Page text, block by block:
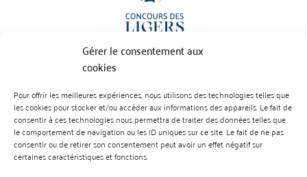
Gérer le consentement aux
cookies
Pour offrir les meilleures expériences, nous utilisons des technologies telles que
les cookies pour stocker et/ou accéder aux informations des appareils. Le fait de
consentir à ces technologies nous permettra de traiter des données telles que
le comportement de navigation ou les ID uniques sur ce site. Le fait de ne pas
consentir ou de retirer son consentement peut avoir un effet négatif sur
certaines caractéristiques et fonctions.
BP 70023 - 49610 JUIGNE SUR LOIRE
Tél :07 88 99 01 07